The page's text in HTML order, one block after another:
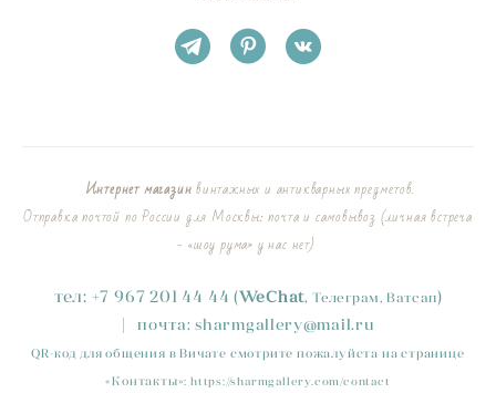
Интернет магазинвинтажных и антикварных предметов.
Отправка почтой по России для Москвы: почта и самовывоз (личная встреча
- «шоу рума» у нас нет)
тел: +7 967 201 44 44 (WeChat, Телеграм, Ватсап)
|
почта:sharmgallery@mail.ru
QR-код для общения в Вичате смотрите пожалуйста на странице
«Контакты»: https://sharmgallery.com/contact